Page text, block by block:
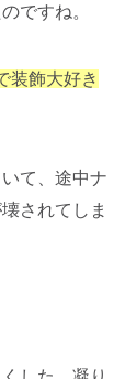
ですね。
装飾大好き
て、途中ナ
されてしま